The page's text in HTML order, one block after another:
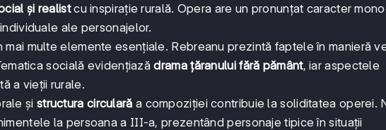
și realistcu inspirație rurală. Opera are un pronunțat caracter
ale personajelor.
mai multe elemente esențiale. Rebreanu prezintă faptele în manieră
socială evidențiazădrama țăranului fără pământ, iar aspectele
a vieții rurale.
și structura circulară a compoziției contribuie la soliditatea operei.
la persoana a III-a, prezentând personaje tipice în situații